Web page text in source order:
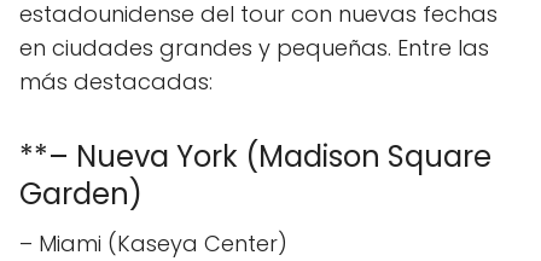
estadounidense del tour con nuevas fechas
en ciudades grandes y pequeñas. Entre las
más destacadas:
**– Nueva York (Madison Square
Garden)
– Miami (Kaseya Center)